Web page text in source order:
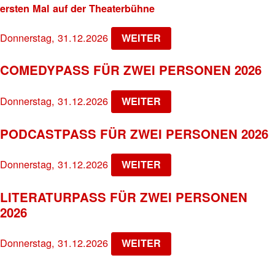
ersten Mal auf der Theaterbühne
Donnerstag, 31.12.2026 WEITER
COMEDYPASS FÜR ZWEI PERSONEN 2026
Donnerstag, 31.12.2026 WEITER
PODCASTPASS FÜR ZWEI PERSONEN 2026
Donnerstag, 31.12.2026 WEITER
LITERATURPASS FÜR ZWEI PERSONEN
2026
Donnerstag, 31.12.2026 WEITER